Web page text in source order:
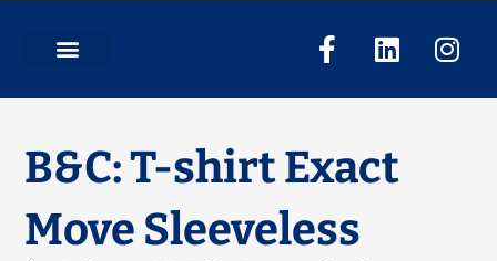
B&C: T-shirt Exact
Move Sleeveless